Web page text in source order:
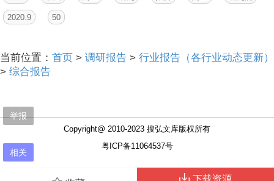
下载资源
相关
举报
2020.9 50
当前位置： 首页 > 调研报告 > 行业报告（各行业动态更新）
> 综合报告
Copyright@ 2010-2023 搜弘文库版权所有
粤ICP备11064537号